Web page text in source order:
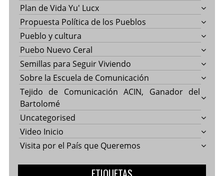
Plan de Vida Yu' Lucx
Propuesta Política de los Pueblos
Pueblo y cultura
Puebo Nuevo Ceral
Semillas para Seguir Viviendo
Sobre la Escuela de Comunicación
Tejido de Comunicación ACIN, Ganador del
Bartolomé
Uncategorised
Video Inicio
Visita por el País que Queremos